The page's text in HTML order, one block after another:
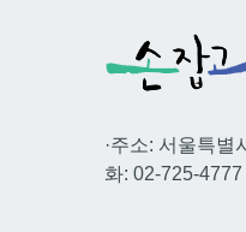
·주소: 서울특별
화: 02-725-4777